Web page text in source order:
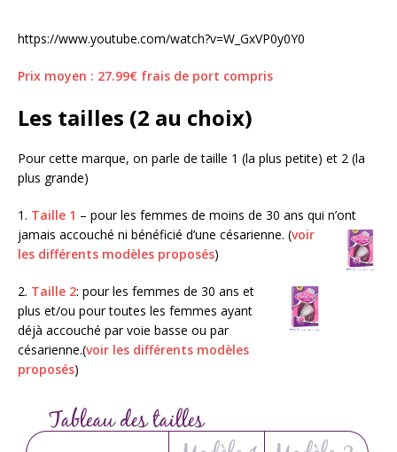
https://www.youtube.com/watch?v=W_GxVP0y0Y0
Prix moyen : 27.99€ frais de port compris
Les tailles (2 au choix)
Pour cette marque, on parle de taille 1 (la plus petite) et 2 (la
plus grande)
1. Taille 1 – pour les femmes de moins de 30 ans qui n’ont
jamais accouché ni bénéficié d’une césarienne. (voir
les différents modèles proposés)
2. Taille 2: pour les femmes de 30 ans et
plus et/ou pour toutes les femmes ayant
déjà accouché par voie basse ou par
césarienne.(voir les différents modèles
proposés)